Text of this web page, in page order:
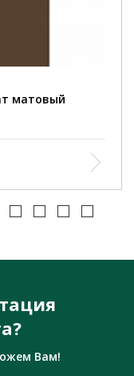
матовый
Вам!